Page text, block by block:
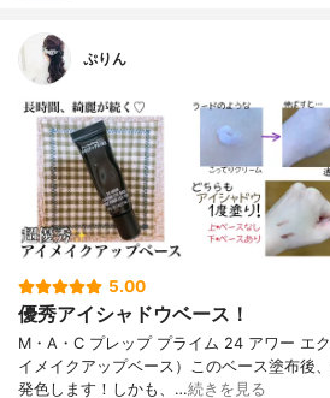
ぷりん
5.00
優秀アイシャドウベース！
M・A・C プレップ プライム 24 アワー エ
イメイクアップベース）このベース塗布後
発色します！しかも、…続きを見る